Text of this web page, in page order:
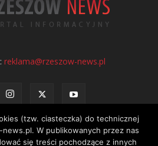
reklama@rzeszow-news.pl
(tzw. ciasteczka) do technicznej
W publikowanych przez nas
się treści pochodzące z innych